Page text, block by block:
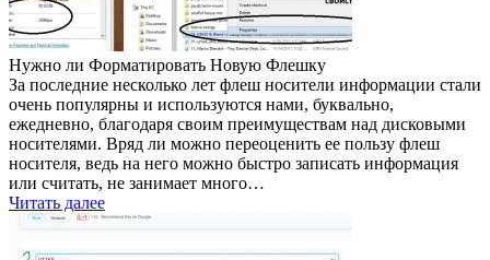
Нужно ли Форматировать Новую Флешку
За последние несколько лет флеш носители информации стали
очень популярны и используются нами, буквально,
ежедневно, благодаря своим преимуществам над дисковыми
носителями. Вряд ли можно переоценить ее пользу флеш
носителя, ведь на него можно быстро записать информация
или считать, не занимает много…
Читать далее